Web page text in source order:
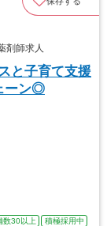
剤師求人
と子育て支援
ーン◎
数30以上
積極採用中